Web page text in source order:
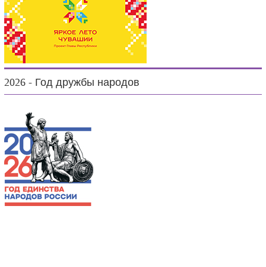
2026 - Год дружбы народов